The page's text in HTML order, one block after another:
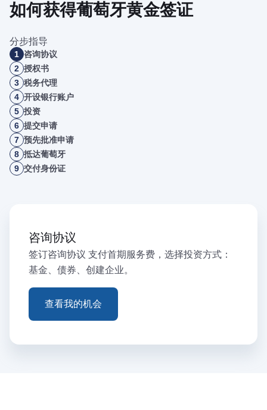
如何获得葡萄牙黄金签证
分步指导
1 咨询协议
2 授权书
3 税务代理
4 开设银行账户
5 投资
6 提交申请
7 预先批准申请
8 抵达葡萄牙
9 交付身份证
咨询协议
签订咨询协议 支付首期服务费，选择投资方式：
基金、债券、创建企业。
查看我的机会